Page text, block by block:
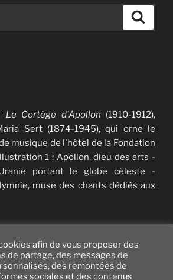
Le Cortège d'Apollon (1910-1912),
Sert (1874-1945), qui orne le
musique de l'hôtel de la Fondation
1 : Apollon, dieu des arts -
portant le globe céleste -
muse des chants dédiés aux
vimeo instagramYouTube
afin de vous proposer des
de partage, des messages de
des remontées de
sociales et des contenus